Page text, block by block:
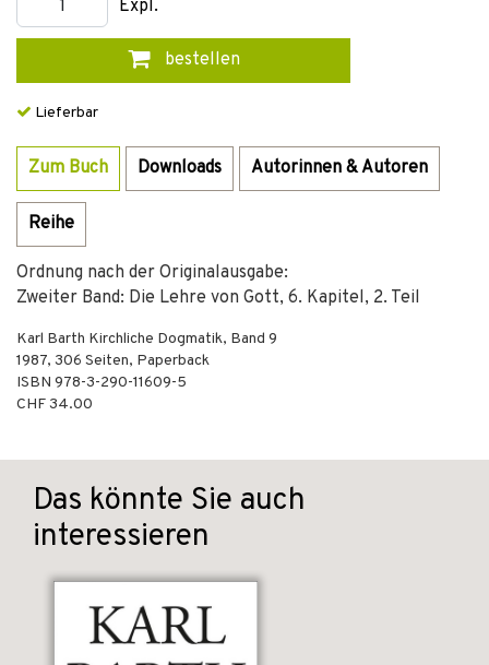
Expl.
bestellen
Lieferbar
Zum Buch Downloads Autorinnen & Autoren
Reihe
Ordnung nach der Originalausgabe:
Zweiter Band: Die Lehre von Gott, 6. Kapitel, 2. Teil
Karl Barth Kirchliche Dogmatik, Band 9
1987, 306 Seiten, Paperback
ISBN 978-3-290-11609-5
CHF 34.00
Das könnte Sie auch
interessieren